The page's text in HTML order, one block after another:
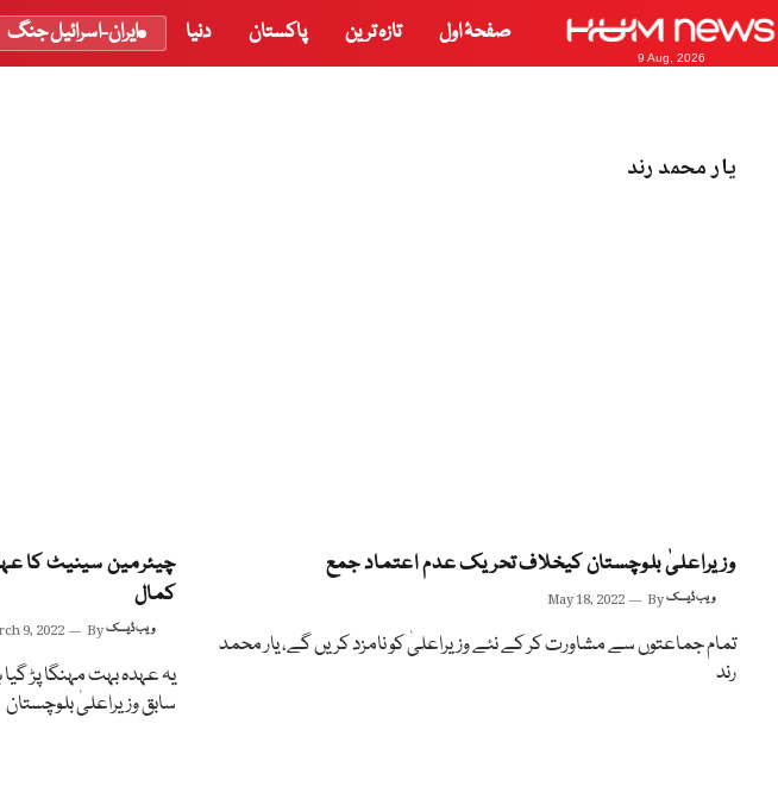
9 Aug, 2026
صفحۂ اول تازہ ترین پاکستان دنیا ایران-اسرائیل جنگ
یار محمد رند
وزیراعلیٰ بلوچستان کیخلاف تحریک عدم اعتماد جمع
May 18, 2022 Byویب ڈیسک
تمام جماعتوں سے مشاورت کر کے نئے وزیراعلیٰ کو نامزد کریں گے، یار محمد
رند
چیئرمین سینیٹ کا
کمال
9, 2022 Byویب ڈیسک
یہ عہدہ بہت مہنگا پڑ
سابق وزیراعلیٰ بلوچستان